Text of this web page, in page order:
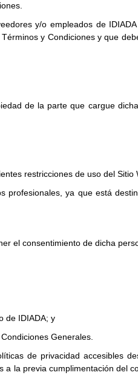
y/o empleados de
y Condiciones y que
de la parte que cargue
restricciones de uso del Sitio
ya que está
el consentimiento de dicha
de IDIADA; y
Generales.
de privacidad accesibles
la previa cumplimentación del